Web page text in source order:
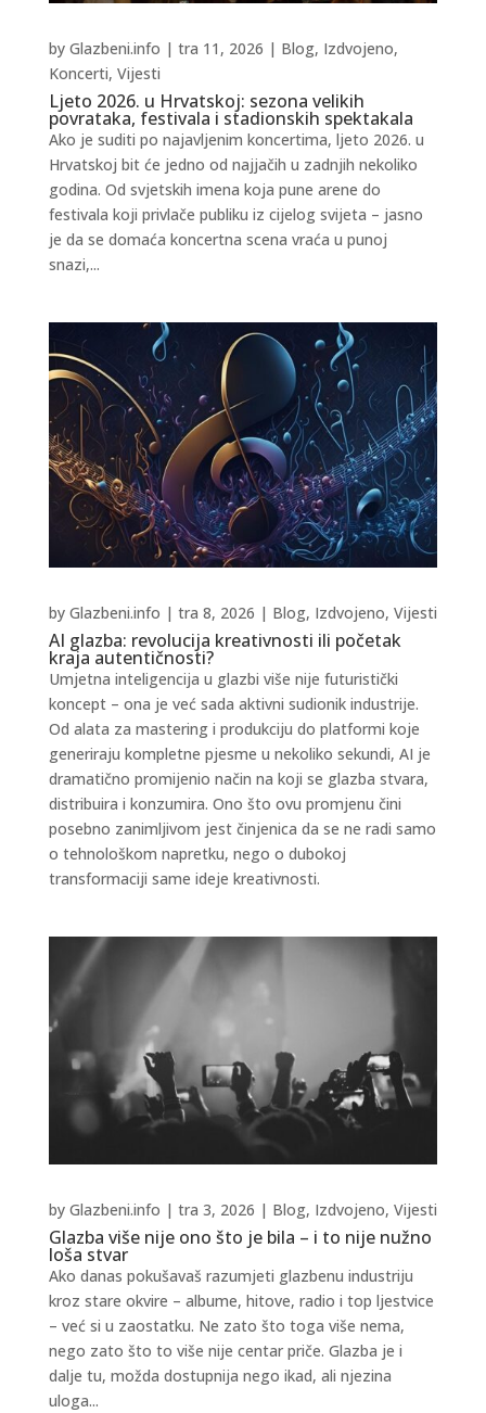
Ljeto 2026. u Hrvatskoj: sezona velikih
povrataka, festivala i stadionskih spektakala
by Glazbeni.info | tra 11, 2026 | Blog, Izdvojeno,
Koncerti, Vijesti
Ako je suditi po najavljenim koncertima, ljeto 2026. u
Hrvatskoj bit će jedno od najjačih u zadnjih nekoliko
godina. Od svjetskih imena koja pune arene do
festivala koji privlače publiku iz cijelog svijeta – jasno
je da se domaća koncertna scena vraća u punoj
snazi,...
AI glazba: revolucija kreativnosti ili početak
kraja autentičnosti?
by Glazbeni.info | tra 8, 2026 | Blog, Izdvojeno, Vijesti
Umjetna inteligencija u glazbi više nije futuristički
koncept – ona je već sada aktivni sudionik industrije.
Od alata za mastering i produkciju do platformi koje
generiraju kompletne pjesme u nekoliko sekundi, AI je
dramatično promijenio način na koji se glazba stvara,
distribuira i konzumira. Ono što ovu promjenu čini
posebno zanimljivom jest činjenica da se ne radi samo
o tehnološkom napretku, nego o dubokoj
transformaciji same ideje kreativnosti.
Glazba više nije ono što je bila – i to nije nužno
loša stvar
by Glazbeni.info | tra 3, 2026 | Blog, Izdvojeno, Vijesti
Ako danas pokušavaš razumjeti glazbenu industriju
kroz stare okvire – albume, hitove, radio i top ljestvice
– već si u zaostatku. Ne zato što toga više nema,
nego zato što to više nije centar priče. Glazba je i
dalje tu, možda dostupnija nego ikad, ali njezina
uloga...